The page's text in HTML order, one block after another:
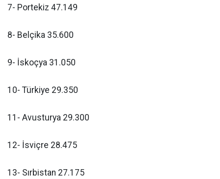
7- Portekiz 47.149
8- Belçika 35.600
9- İskoçya 31.050
10- Türkiye 29.350
11- Avusturya 29.300
12- İsviçre 28.475
13- Sırbistan 27.175